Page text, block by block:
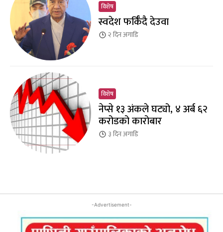
विशेष
स्वदेश फर्किँदै देउवा
२ दिनअगाडि
विशेष
नेप्से १३ अंकले घट्यो, ४ अर्ब ६२
करोडको कारोबार
३ दिनअगाडि
-Advertisement-